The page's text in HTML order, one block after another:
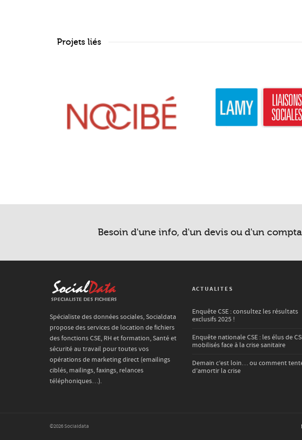
Projets liés
Besoin d'une info, d'un devis ou d'un
Spécialiste des données sociales, Socialdata
propose des services de location de fichiers
des fonctions CSE, RH et formation, Santé et
sécurité au travail pour toutes vos
opérations de marketing direct (emailings
ciblés, mailings, faxings, relances
téléphoniques…).
ACTUALITES
Enquête CSE : consultez les résultats
exclusifs 2025 !
Enquête nationale CSE : les élus de
mobilisés face à la crise sanitaire
Demain c’est loin… ou comment
d’amortir la crise
©2026 Socialdata